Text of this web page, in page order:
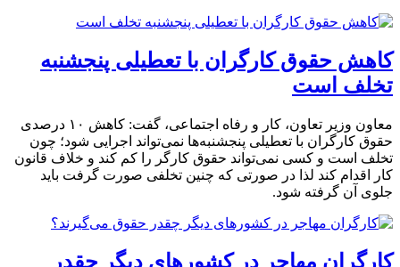
کاهش حقوق کارگران با تعطیلی پنجشنبه
تخلف است
​معاون وزیر تعاون، کار و رفاه اجتماعی، گفت: کاهش ۱۰ درصدی
حقوق کارگران با تعطیلی پنجشنبه‌ها نمی‌تواند اجرایی شود؛ چون
تخلف است و کسی نمی‌تواند حقوق کارگر را کم کند و خلاف قانون
کار اقدام کند لذا در صورتی که چنین تخلفی صورت گرفت باید
جلوی آن گرفته شود.
کارگران مهاجر در کشورهای دیگر چقدر